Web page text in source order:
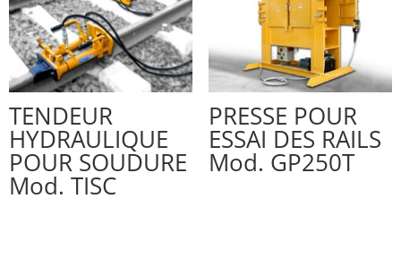
TENDEUR
HYDRAULIQUE
POUR SOUDURE
Mod. TISC
PRESSE POUR
ESSAI DES RAILS
Mod. GP250T